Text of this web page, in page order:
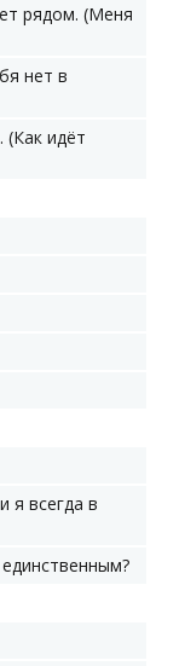
рядом. (Меня
нет в
идёт
я всегда в